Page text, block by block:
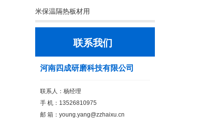
米保温隔热板材用
联系我们
河南四成研磨科技有限公司
联系人：杨经理
手 机：13526810975
邮 箱： young.yang@zzhaixu.cn